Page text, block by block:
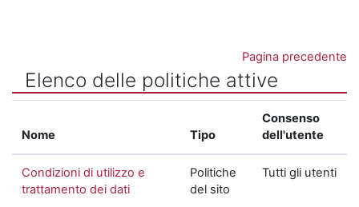
Pagina precedente
Elenco delle politiche attive
Nome Tipo
Consenso
dell'utente
Condizioni di utilizzo e
trattamento dei dati
Politiche
del sito
Tutti gli utenti